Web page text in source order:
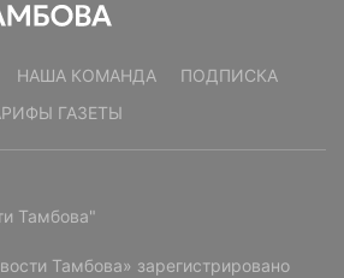
НАША КОМАНДА
ПОДПИСКА
ГАЗЕТЫ
Тамбова"
Тамбова» зарегистрировано